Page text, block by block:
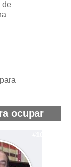
de
para
ocupar
#10283